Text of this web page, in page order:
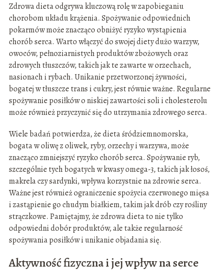
Zdrowa dieta odgrywa kluczową rolę w zapobieganiu
chorobom układu krążenia. Spożywanie odpowiednich
pokarmów może znacząco obniżyć ryzyko wystąpienia
chorób serca. Warto włączyć do swojej diety dużo warzyw,
owoców, pełnoziarnistych produktów zbożowych oraz
zdrowych tłuszczów, takich jak te zawarte w orzechach,
nasionach i rybach. Unikanie przetworzonej żywności,
bogatej w tłuszcze trans i cukry, jest równie ważne. Regularne
spożywanie posiłków o niskiej zawartości soli i cholesterolu
może również przyczynić się do utrzymania zdrowego serca.
Wiele badań potwierdza, że dieta śródziemnomorska,
bogata w oliwę z oliwek, ryby, orzechy i warzywa, może
znacząco zmniejszyć ryzyko chorób serca. Spożywanie ryb,
szczególnie tych bogatych w kwasy omega-3, takich jak łosoś,
makrela czy sardynki, wpływa korzystnie na zdrowie serca.
Ważne jest również ograniczenie spożycia czerwonego mięsa
i zastąpienie go chudym białkiem, takim jak drób czy rośliny
strączkowe. Pamiętajmy, że zdrowa dieta to nie tylko
odpowiedni dobór produktów, ale także regularność
spożywania posiłków i unikanie objadania się.
Aktywność fizyczna i jej wpływ na serce